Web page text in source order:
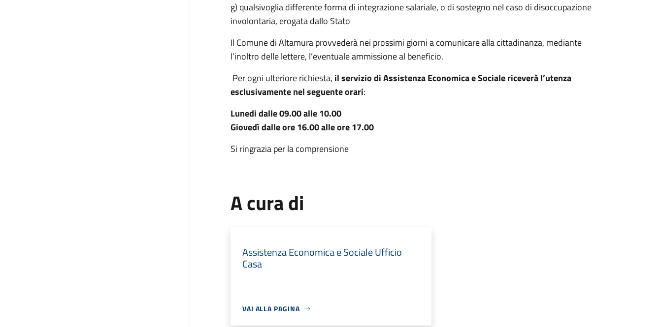
g) qualsivoglia differente forma di integrazione salariale, o di sostegno nel caso di disoccupazione
involontaria, erogata dallo Stato
Il Comune di Altamura provvederà nei prossimi giorni a comunicare alla cittadinanza, mediante
l’inoltro delle lettere, l’eventuale ammissione al beneficio.
Per ogni ulteriore richiesta, il servizio di Assistenza Economica e Sociale riceverà l’utenza
esclusivamente nel seguente orari:
Lunedi dalle 09.00 alle 10.00
Giovedì dalle ore 16.00 alle ore 17.00
Si ringrazia per la comprensione
A cura di
Assistenza Economica e Sociale Ufficio
Casa
VAI ALLA PAGINA